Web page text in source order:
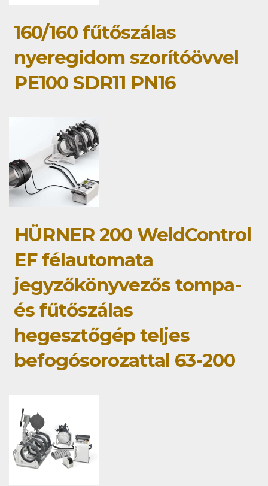
160/160 fűtőszálas
nyeregidom szorítóövvel
PE100 SDR11 PN16
HÜRNER 200 WeldControl
EF félautomata
jegyzőkönyvezős tompa-
és fűtőszálas
hegesztőgép teljes
befogósorozattal 63-200